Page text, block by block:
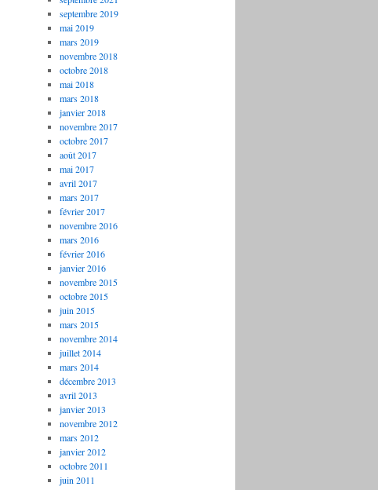
septembre 2019
mai 2019
mars 2019
novembre 2018
octobre 2018
mai 2018
mars 2018
janvier 2018
novembre 2017
octobre 2017
août 2017
mai 2017
avril 2017
mars 2017
février 2017
novembre 2016
mars 2016
février 2016
janvier 2016
novembre 2015
octobre 2015
juin 2015
mars 2015
novembre 2014
juillet 2014
mars 2014
décembre 2013
avril 2013
janvier 2013
novembre 2012
mars 2012
janvier 2012
octobre 2011
juin 2011